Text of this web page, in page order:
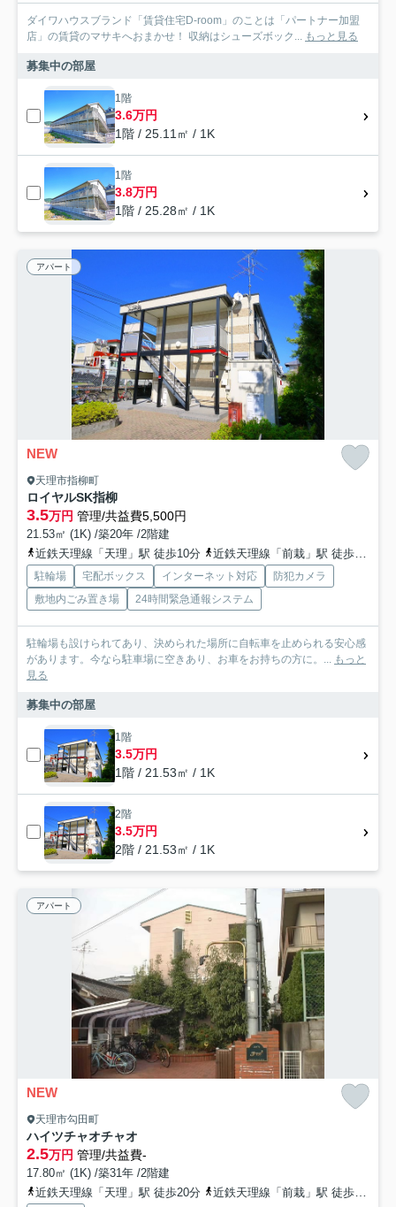
ダイワハウスブランド「賃貸住宅D-room」のことは「パートナー加盟
店」の賃貸のマサキへおまかせ！ 収納はシューズボック...
もっと見る
募集中の部屋
1階
3.6万円
1階 / 25.11㎡ / 1K
1階
3.8万円
1階 / 25.28㎡ / 1K
アパート
NEW
天理市指柳町
ロイヤルSK指柳
3.5万円 管理/共益費5,500円
21.53㎡ (1K) /築20年 /2階建
近鉄天理線「天理」駅 徒歩10分
近鉄天理線「前栽」駅 徒歩17分
駐輪場 宅配ボックス インターネット対応
防犯カメラ
敷地内ごみ置き場
24時間緊急通報システム
駐輪場も設けられてあり、決められた場所に自転車を止められる安心感
があります。今なら駐車場に空きあり、お車をお持ちの方に。...
もっと
見る
募集中の部屋
1階
3.5万円
1階 / 21.53㎡ / 1K
2階
3.5万円
2階 / 21.53㎡ / 1K
アパート
NEW
天理市勾田町
ハイツチャオチャオ
2.5万円 管理/共益費-
17.80㎡ (1K) /築31年 /2階建
近鉄天理線「天理」駅 徒歩20分
近鉄天理線「前栽」駅 徒歩36分